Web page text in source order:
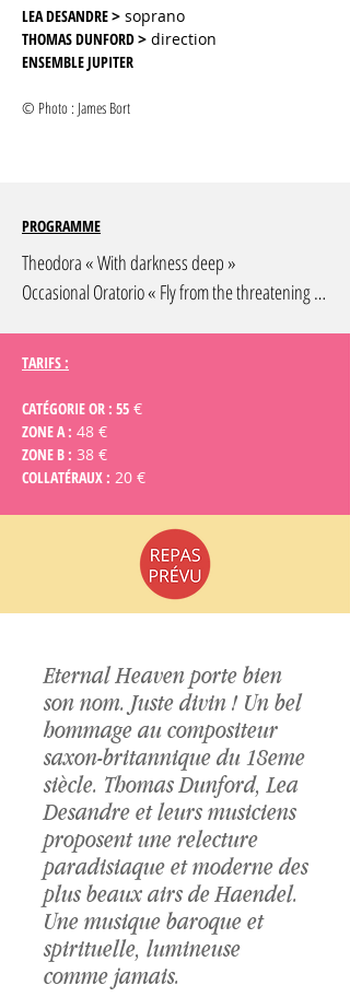
LEA DESANDRE> soprano
THOMAS DUNFORD> direction
ENSEMBLE JUPITER
© Photo : James Bort
PROGRAMME
Theodora « With darkness deep »
Occasional Oratorio « Fly from the threatening
Dances from Terpsicore
Passacaille
Sarabande
Gigue
Joseph and his Brethren « Prophetic raptures
Suite from Theodora
Trio
Courante
Solomon « Will the sun forget to streak »
Suite No 4 in D Minor HWV 437 « Sarabande»
The triumph of Time & Truth « Guardian Angels »
Semele « No, no I’ll take no less »
TARIFS :
CATÉGORIE OR : 55 €
ZONE A : 48 €
ZONE B : 38 €
COLLATÉRAUX : 20 €
Eternal Heaven porte bien
son nom. Juste divin ! Un bel
hommage au compositeur
saxon-britannique du 18eme
siècle. Thomas Dunford, Lea
Desandre et leurs musiciens
proposent une relecture
paradisiaque et moderne des
plus beaux airs de Haendel.
Une musique baroque et
spirituelle, lumineuse
comme jamais.